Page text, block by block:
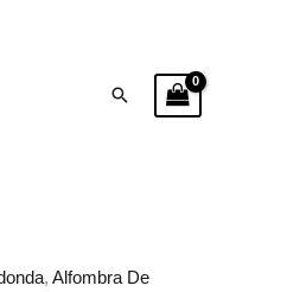
Buscar
, Alfombra De